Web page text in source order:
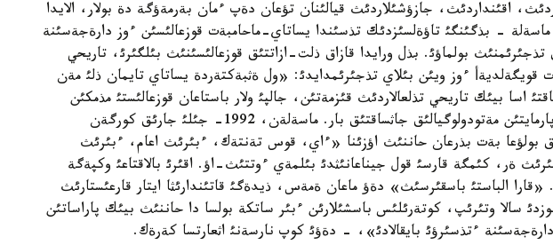
اقئنداردئث، جازؤشئلاردئث قيالئنان تؤعان دةپ ءمان بةرمةؤگة دة بولار، الايدا
ماسةلة - بذگئنگئ تاؤةلسئزدئك تذسئندا يساتاي-ماحامبةت قوزعالئسئن ءوز دارةجةسئنة
تذجئرئمنئث بولماؤئ. بذل ورايدا قازاق ذلت-ازاتتئق قوزعالئسئنئث بئلگئرئ، تاريحي
قويگةلديةأ ءوز ويئن بئلاي تذجئرئمدايدئ: «ول ةثبةكتةردة يساتاي تايمان ذلئ مةن
اسا بيئك تاريحي تذلعالاردئث قئزمةتئن، جالپئ ولار باستاعان قوزعالئستئ مذمكئن
بولعانشا تؤرا تذسئنؤگة اپارمايتئن مةتودولوگيالئق جاثساقتئق بار. ماسةلةن، 1992- جئلئ جارئق كورگةن
بولؤعا بةت بذرعان حاننئث اؤزئنا «ءاي، قوس تةنتةك، ءبئرئث اعام، ءبئرئث
ةر، كئمگة قارسئ قول جيناعانئثدئ بئلمةي ءوتتئث-اؤ. اقئرئ بالاقتاعئ وكپةگة
الباستئ باسقئرسئث» دةؤ ماعان ةمةس، ذيدةگئ قاتئندارئثا ايتار قارعئستارئث
سالا وتئرئپ، كوتةرئلئس باسشئلارئن ءبئر ساتكة بولسا دا حاننئث بيئك پاراساتئن
دارةجةسئنة ءتذسئرؤئ بايقالادئ»، - دةؤئ كوپ نارسةنئ اثعارتسا كةرةك.